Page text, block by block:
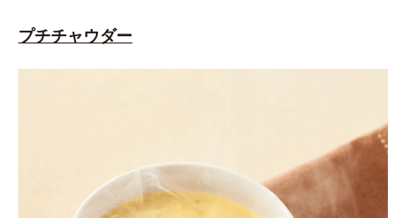
プチチャウダー